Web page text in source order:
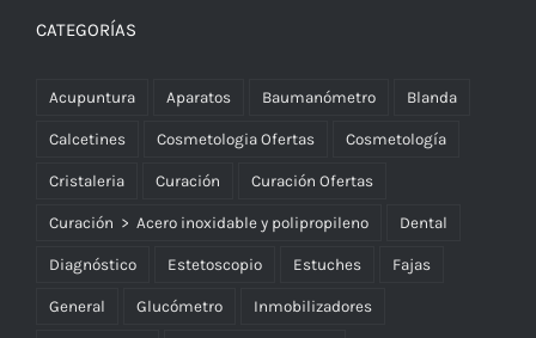
CATEGORÍAS
Acupuntura Aparatos Baumanómetro Blanda
Calcetines Cosmetologia Ofertas Cosmetología
Cristaleria Curación Curación Ofertas
Curación > Acero inoxidable y polipropileno Dental
Diagnóstico Estetoscopio Estuches Fajas
General Glucómetro Inmobilizadores